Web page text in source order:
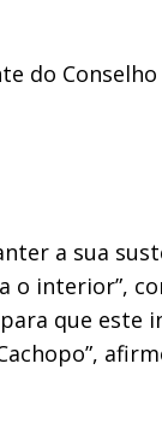
do
a sua
o interior”,
que este